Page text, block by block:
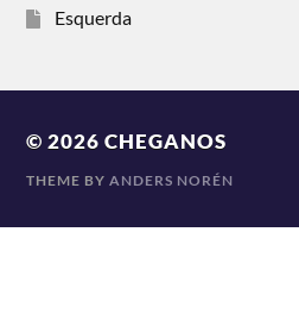
Esquerda
© 2026CHEGANOS
THEME BYANDERS NORÉN